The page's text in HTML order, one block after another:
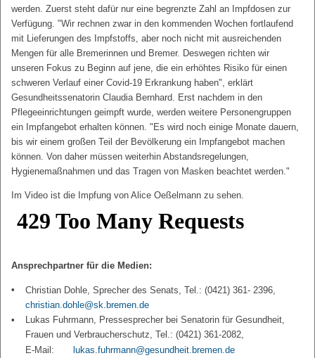
werden. Zuerst steht dafür nur eine begrenzte Zahl an Impfdosen zur
Verfügung. "Wir rechnen zwar in den kommenden Wochen fortlaufend
mit Lieferungen des Impfstoffs, aber noch nicht mit ausreichenden
Mengen für alle Bremerinnen und Bremer. Deswegen richten wir
unseren Fokus zu Beginn auf jene, die ein erhöhtes Risiko für einen
schweren Verlauf einer Covid-19 Erkrankung haben", erklärt
Gesundheitssenatorin Claudia Bernhard. Erst nachdem in den
Pflegeeinrichtungen geimpft wurde, werden weitere Personengruppen
ein Impfangebot erhalten können. "Es wird noch einige Monate dauern,
bis wir einem großen Teil der Bevölkerung ein Impfangebot machen
können. Von daher müssen weiterhin Abstandsregelungen,
Hygienemaßnahmen und das Tragen von Masken beachtet werden."
Im Video ist die Impfung von Alice Oeßelmann zu sehen.
Ansprechpartner für die Medien:
Christian Dohle, Sprecher des Senats, Tel.: (0421) 361- 2396,
christian.dohle@sk.bremen.de
Lukas Fuhrmann, Pressesprecher bei Senatorin für Gesundheit,
Frauen und Verbraucherschutz, Tel.: (0421) 361-2082,
E-Mail:
lukas.fuhrmann@gesundheit.bremen.de